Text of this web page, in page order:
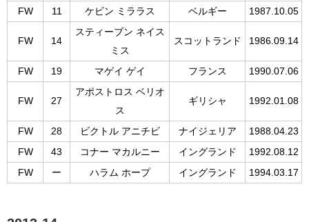
FW 11 ケビン ミララス ベルギー 1987.10.05
FW 14
スティーブン ネイス
ミス
スコットランド 1986.09.14
FW 19 マゲイ ゲイ フランス 1990.07.06
FW 27
アポストロス ベリオ
ス
ギリシャ 1992.01.08
FW 28 ビクトル アニチビ ナイジェリア
1988.04.23
FW
43 コナー マカルニー イングランド
1992.08.12
FW
ー ハラム ホープ イングランド 1994.03.17